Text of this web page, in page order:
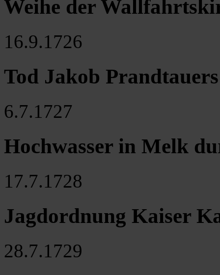
Weihe der
16.9.1726
Tod Jakob
6.7.1727
Hochwasser in Melk
17.7.1728
Jagdordnung Kaiser
28.7.1729